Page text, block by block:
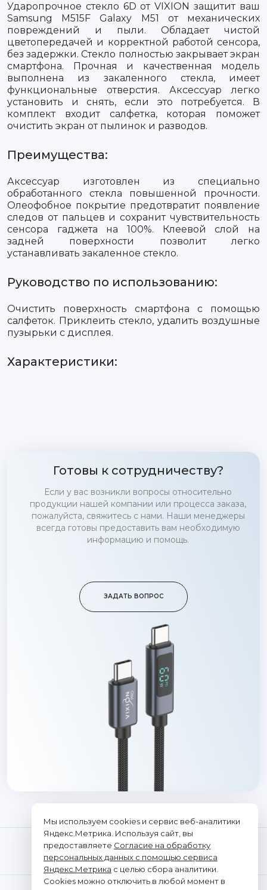
Ударопрочное стекло 6D от VIXION защитит ваш
Samsung M515F Galaxy M51 от механических
повреждений и пыли. Обладает чистой
цветопередачей и корректной работой сенсора,
без задержки. Стекло полностью закрывает экран
смартфона. Прочная и качественная модель
выполнена из закаленного стекла, имеет
функциональные отверстия. Аксессуар легко
установить и снять, если это потребуется. В
комплект входит салфетка, которая поможет
очистить экран от пылинок и разводов.
Преимущества:
Аксессуар изготовлен из специально
обработанного стекла повышенной прочности.
Олеофобное покрытие предотвратит появление
следов от пальцев и сохранит чувствительность
сенсора гаджета на 100%. Клеевой слой на
задней поверхности позволит легко
устанавливать закаленное стекло.
Руководство по использованию:
Очистить поверхность смартфона с помощью
салфеток. Приклеить стекло, удалить воздушные
пузырьки с дисплея.
Характеристики:
Готовы к сотрудничеству?
Если у вас возникли вопросы относительно
продукции нашей компании или процесса заказа,
пожалуйста, свяжитесь с нами. Наши менеджеры
всегда готовы предоставить вам необходимую
информацию и помощь.
ЗАДАТЬ ВОПРОС
Мы используем cookies и сервис веб-аналитики
Яндекс.Метрика. Используя сайт, вы
предоставляете Согласие на обработку
персональных данных с помощью сервиса
Яндекс.Метрика с целью сбора аналитики.
Cookies можно отключить в любой момент в